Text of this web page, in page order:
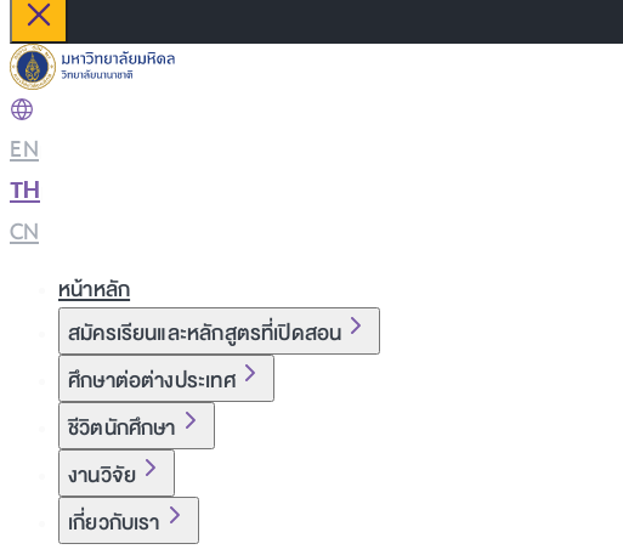
EN
TH
CN
หน้าหลัก
สมัครเรียนและหลักสูตรที่เปิดสอน
ศึกษาต่อต่างประเทศ
ชีวิตนักศึกษา
งานวิจัย
เกี่ยวกับเรา